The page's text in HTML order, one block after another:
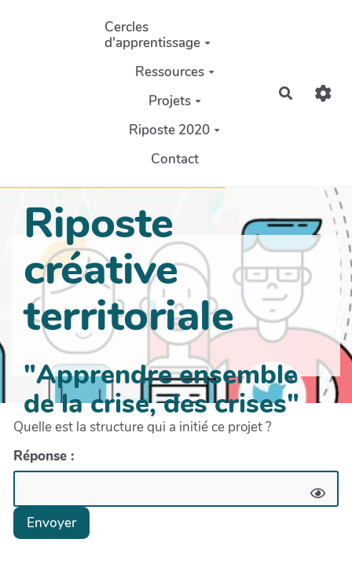
Aller au contenu principal
Cercles
d'apprentissage
Ressources
Projets
Riposte 2020
Contact
Riposte
créative
territoriale
"Apprendre ensemble
de la crise, des crises"
Quelle est la structure qui a initié ce projet ?
Réponse :
Envoyer